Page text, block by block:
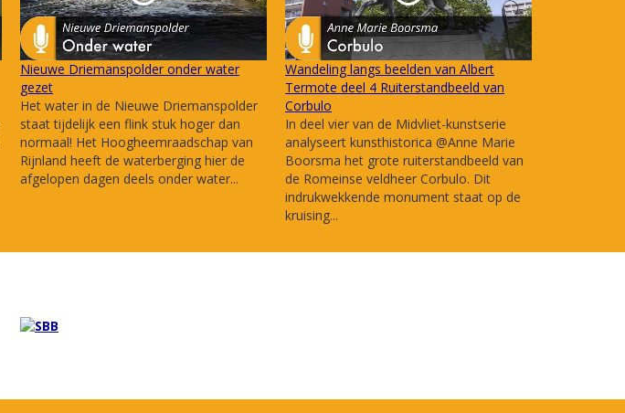
Nieuwe Driemanspolder onder water
gezet
Het water in de Nieuwe Driemanspolder
staat tijdelijk een flink stuk hoger dan
normaal! Het Hoogheemraadschap van
Rijnland heeft de waterberging hier de
afgelopen dagen deels onder water...
Wandeling langs beelden van Albert
Termote deel 4 Ruiterstandbeeld van
Corbulo
In deel vier van de Midvliet-kunstserie
analyseert kunsthistorica @Anne Marie
Boorsma het grote ruiterstandbeeld van
de Romeinse veldheer Corbulo. Dit
indrukwekkende monument staat op de
kruising...